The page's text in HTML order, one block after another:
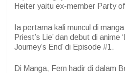
Heiter yaitu ex-member Party
Ia pertama kali muncul di
Priest’s Lie’ dan debut di anime
Journey’s End’ di Episode #1.
Di Manga, Fern hadir di dalam